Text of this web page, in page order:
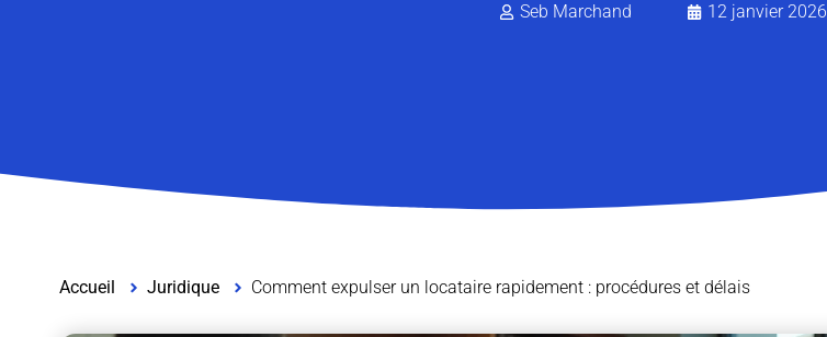
Seb Marchand 12 janvier 2026
Accueil Juridique Comment expulser un locataire rapidement : procédures et délais